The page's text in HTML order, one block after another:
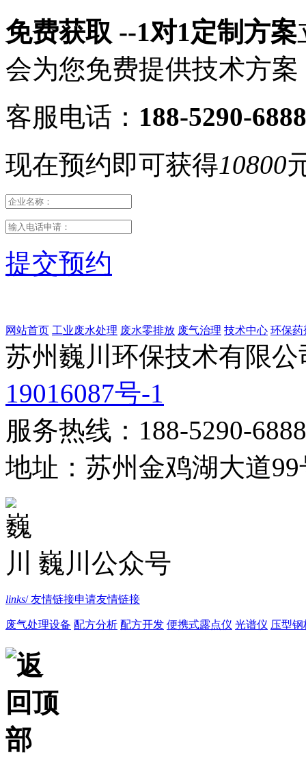
免费获取 --1对1定制方案
会为您免费提供技术方
客服电话： 188-5290-6888
现在预约即可获得10800
提交预约
网站首页 工业废水处理 废水零排放 废气治理 技术中心 环保药
苏州巍川环保技术有限
19016087号-1
服务热线：188-5290-
地址：苏州金鸡湖大道
巍川公众号
links/ 友情链接申请友情链接
废气处理设备 配方分析 配方开发 便携式露点仪 光谱仪 压型钢